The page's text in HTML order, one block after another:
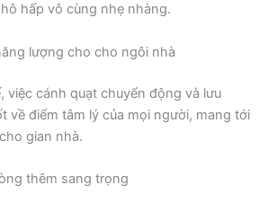
hấp vô cùng nhẹ nhàng.
lượng cho cho ngôi nhà
việc cánh quạt chuyển động và lưu
về điểm tâm lý của mọi người, mang tới
gian nhà.
thêm sang trọng